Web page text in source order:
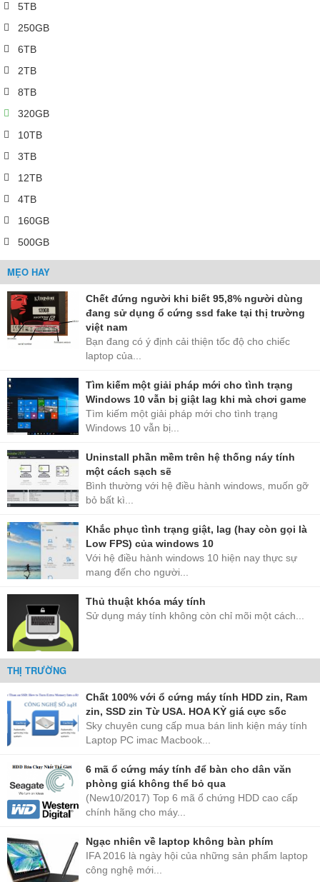
5TB
250GB
6TB
2TB
8TB
320GB
10TB
3TB
12TB
4TB
160GB
500GB
MẸO HAY
Chết đứng người khi biết 95,8% người dùng
đang sử dụng ổ cứng ssd fake tại thị trường
việt nam
Bạn đang có ý định cải thiện tốc độ cho chiếc
laptop của...
Tìm kiếm một giải pháp mới cho tình trạng
Windows 10 vẫn bị giật lag khi mà chơi game
Tìm kiếm một giải pháp mới cho tình trạng
Windows 10 vẫn bị...
Uninstall phần mềm trên hệ thống náy tính
một cách sạch sẽ
Bình thường với hệ điều hành windows, muốn gỡ
bỏ bất kì...
Khắc phục tình trạng giật, lag (hay còn gọi là
Low FPS) của windows 10
Với hệ điều hành windows 10 hiện nay thực sự
mang đến cho người...
Thủ thuật khóa máy tính
Sử dụng máy tính không còn chỉ mõi một cách...
THỊ TRƯỜNG
Chất 100% với ổ cứng máy tính HDD zin, Ram
zin, SSD zin Từ USA. HOA KỲ giá cực sốc
Sky chuyên cung cấp mua bán linh kiện máy tính
Laptop PC imac Macbook...
6 mã ổ cứng máy tính để bàn cho dân văn
phòng giá không thể bỏ qua
(New10/2017) Top 6 mã ổ chứng HDD cao cấp
chính hãng cho máy...
Ngạc nhiên về laptop không bàn phím
IFA 2016 là ngày hội của những sản phẩm laptop
công nghệ mới...